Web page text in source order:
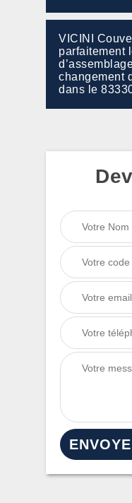
VICINI
parfaitement
changement
dans le